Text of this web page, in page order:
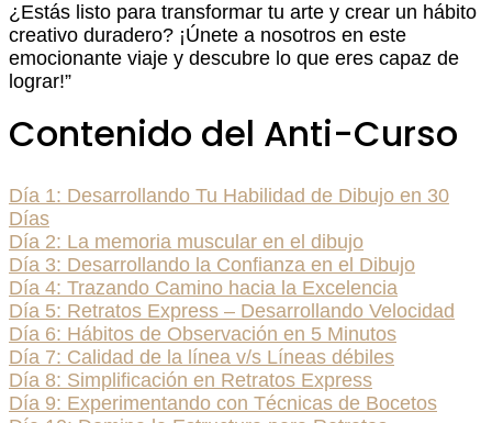
¿Estás listo para transformar tu arte y crear un hábito
creativo duradero? ¡Únete a nosotros en este
emocionante viaje y descubre lo que eres capaz de
lograr!”
Contenido del Anti-Curso
Día 1: Desarrollando Tu Habilidad de Dibujo en 30
Días
Día 2: La memoria muscular en el dibujo
Día 3: Desarrollando la Confianza en el Dibujo
Día 4: Trazando Camino hacia la Excelencia
Día 5: Retratos Express – Desarrollando Velocidad
Día 6: Hábitos de Observación en 5 Minutos
Día 7: Calidad de la línea v/s Líneas débiles
Día 8: Simplificación en Retratos Express
Día 9: Experimentando con Técnicas de Bocetos